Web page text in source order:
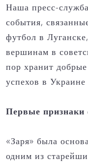
Наша пресс-
события,
футбол в
вершинам в
пор хранит
успехов в
Первые признаки
«Заря» была
одним из